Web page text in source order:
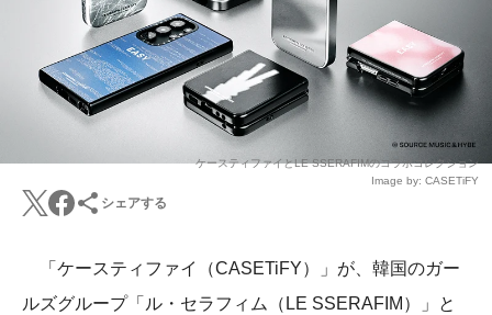
ケースティファイとLE SSERAFIMのコラボコレクション
Image by: CASETiFY
シェアする
「ケースティファイ（CASETiFY）」が、韓国のガー
ルズグループ「ル・セラフィム（LE SSERAFIM）」と